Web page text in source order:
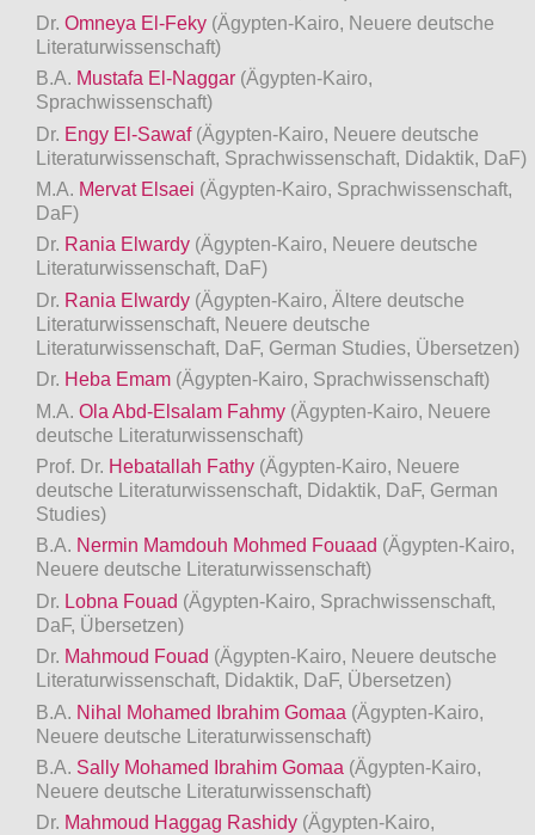
Dr. Omneya El-Feky (Ägypten-Kairo, Neuere deutsche
Literaturwissenschaft)
B.A. Mustafa El-Naggar (Ägypten-Kairo,
Sprachwissenschaft)
Dr. Engy El-Sawaf (Ägypten-Kairo, Neuere deutsche
Literaturwissenschaft, Sprachwissenschaft, Didaktik, DaF)
M.A. Mervat Elsaei (Ägypten-Kairo, Sprachwissenschaft,
DaF)
Dr. Rania Elwardy (Ägypten-Kairo, Neuere deutsche
Literaturwissenschaft, DaF)
Dr. Rania Elwardy (Ägypten-Kairo, Ältere deutsche
Literaturwissenschaft, Neuere deutsche
Literaturwissenschaft, DaF, German Studies, Übersetzen)
Dr. Heba Emam (Ägypten-Kairo, Sprachwissenschaft)
M.A. Ola Abd-Elsalam Fahmy (Ägypten-Kairo, Neuere
deutsche Literaturwissenschaft)
Prof. Dr. Hebatallah Fathy (Ägypten-Kairo, Neuere
deutsche Literaturwissenschaft, Didaktik, DaF, German
Studies)
B.A. Nermin Mamdouh Mohmed Fouaad (Ägypten-Kairo,
Neuere deutsche Literaturwissenschaft)
Dr. Lobna Fouad (Ägypten-Kairo, Sprachwissenschaft,
DaF, Übersetzen)
Dr. Mahmoud Fouad (Ägypten-Kairo, Neuere deutsche
Literaturwissenschaft, Didaktik, DaF, Übersetzen)
B.A. Nihal Mohamed Ibrahim Gomaa (Ägypten-Kairo,
Neuere deutsche Literaturwissenschaft)
B.A. Sally Mohamed Ibrahim Gomaa (Ägypten-Kairo,
Neuere deutsche Literaturwissenschaft)
Dr. Mahmoud Haggag Rashidy (Ägypten-Kairo,